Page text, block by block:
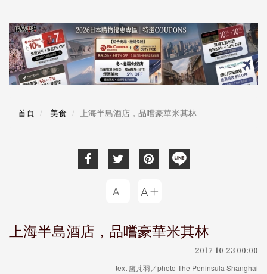
首頁 美食 上海半島酒店，品嚐豪華米其林
上海半島酒店，品嚐豪華米其林
2017-10-23 00:00
text 盧芃羽／photo The Peninsula Shanghai